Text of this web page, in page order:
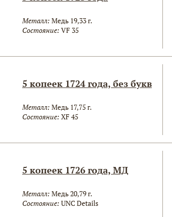
Металл: Медь 19,33 г.
Состояние: VF 35
5 копеек 1724 года, без букв
Металл: Медь 17,75 г.
Состояние: XF 45
5 копеек 1726 года, МД
Металл: Медь 20,79 г.
Состояние: UNC Details